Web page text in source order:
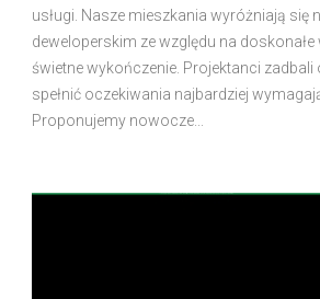
usługi. Nasze mieszkania wyróżniają się
deweloperskim ze względu na
świetne wykończenie. Projektanci zadbali
spełnić oczekiwania najbardziej
Proponujemy nowocze...